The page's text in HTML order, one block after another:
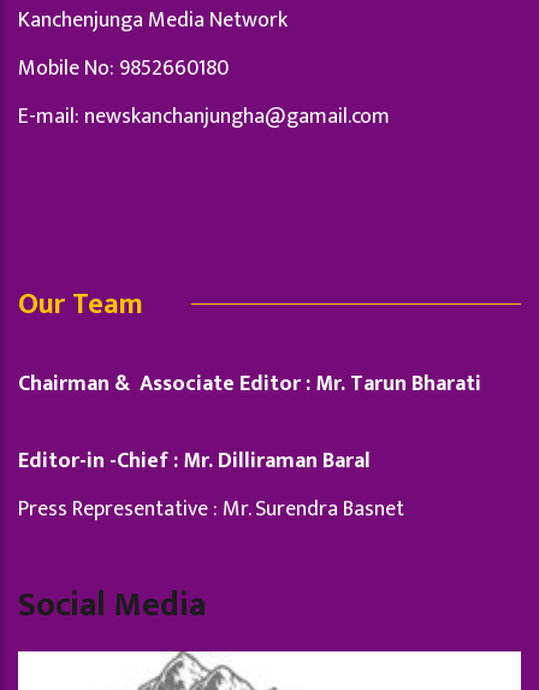
Kanchenjunga Media Network
Mobile No: 9852660180
E-mail: newskanchanjungha@gamail.com
Our Team
Chairman & Associate Editor : Mr. Tarun Bharati
Editor-in -Chief : Mr. Dilliraman Baral
Press Representative : Mr. Surendra Basnet
Social Media